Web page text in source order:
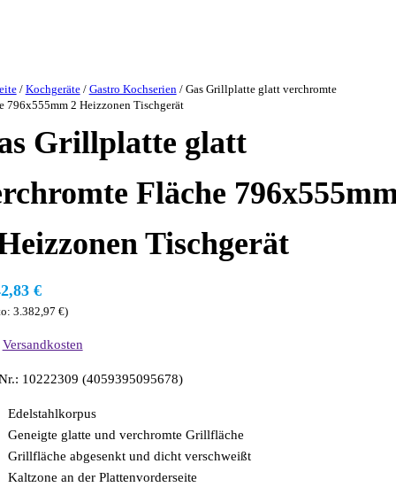
/ Kochgeräte/ Gastro Kochserien/ Gas Grillplatte glatt verchromte
796x555mm 2 Heizzonen Tischgerät
Grillplatte glatt
Fläche
Tischgerät
€
3.382,97 €)
Versandkosten
10222309 (4059395095678)
Edelstahlkorpus
Geneigte glatte und verchromte Grillfläche
Grillfläche abgesenkt und dicht verschweißt
Kaltzone an der Plattenvorderseite